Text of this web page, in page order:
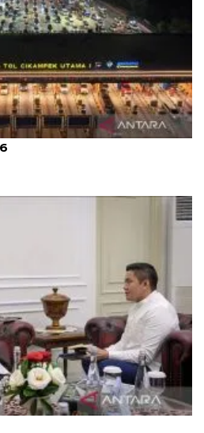
puas dengan
Idul Fitri ke Wapres